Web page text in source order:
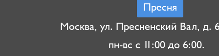
Пресня
Москва, ул. Пресненский Вал, д.
пн-вс с 11:00 до 6:00.